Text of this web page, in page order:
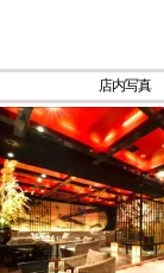
店内写真